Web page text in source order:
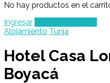
No hay productos en el
Ingresar
Alojamiento Tunja
Hotel Casa
Boyacá